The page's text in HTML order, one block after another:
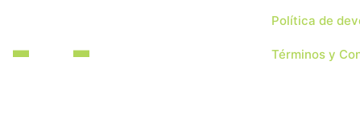
Política de
Términos y